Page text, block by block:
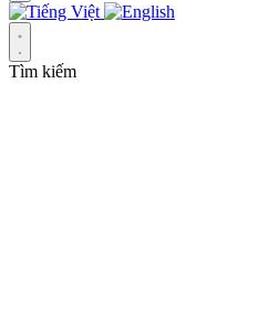
Tìm kiếm